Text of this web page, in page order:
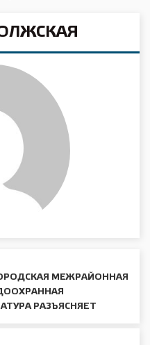
МЕЖРАЙОННАЯ
РАЗЪЯСНЯЕТ